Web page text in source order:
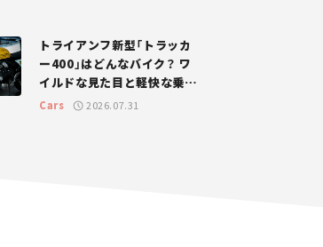
トライアンフ新型「トラッカ
ー400」はどんなバイク？ ワ
イルドな見た目と軽快な乗り
味を両立した400ccフラット
Cars 2026.07.31